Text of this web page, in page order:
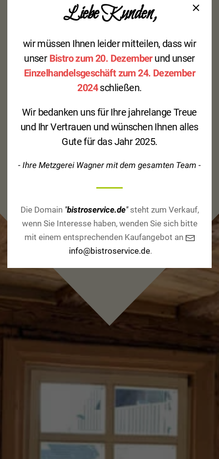
Preisangaben
Mehrwertsteuerbei Abholungder Ware im
Bistro, Preisirrtümer vorbehalten.
Liebe Kunden,
wir müssen Ihnen leider mitteilen, dass wir
unser Bistro zum 20. Dezemberund unser
Einzelhandelsgeschäft zum 24. Dezember
2024schließen.
Wir bedanken uns für Ihre jahrelange Treue
und Ihr Vertrauen und wünschen Ihnen alles
Gute für das Jahr 2025.
- Ihre Metzgerei Wagner mit dem gesamten Team -
Die Domain "bistroservice.de"steht zum Verkauf,
wenn Sie Interesse haben, wenden Sie sich bitte
mit einem entsprechenden Kaufangebot an
info@bistroservice.de.